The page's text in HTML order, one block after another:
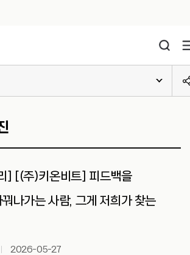
] [(주)키온비트] 피드백을
나가는 사람, 그게 저희가 찾는
2026-05-27